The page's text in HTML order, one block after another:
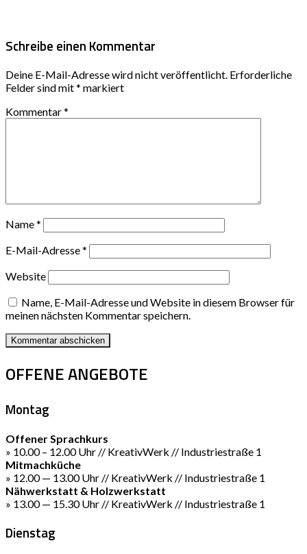
Schreibe einen Kommentar
Deine E-Mail-Adresse wird nicht veröffentlicht. Erforderliche
Felder sind mit* markiert
Kommentar*
Name*
E-Mail-Adresse*
Website
Name, E-Mail-Adresse und Website in diesem Browser für
meinen nächsten Kommentar speichern.
OFFENE ANGEBOTE
Montag
Offener Sprachkurs
» 10.00 – 12.00 Uhr // KreativWerk // Industriestraße 1
Mitmachküche
» 12.00 — 13.00 Uhr // KreativWerk // Industriestraße 1
Nähwerkstatt & Holzwerkstatt
» 13.00 — 15.30 Uhr // KreativWerk // Industriestraße 1
Dienstag